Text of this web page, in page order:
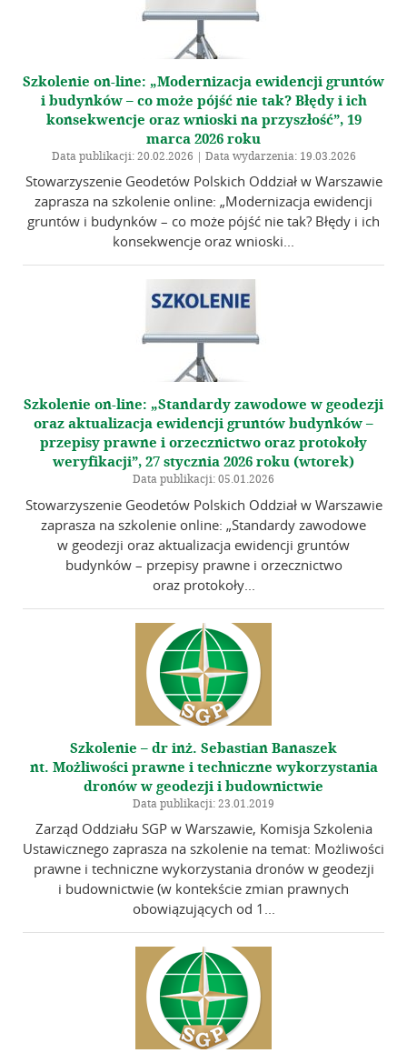
Szkolenie on-line: „Modernizacja ewidencji gruntów
i budynków – co może pójść nie tak? Błędy i ich
konsekwencje oraz wnioski na przyszłość”, 19
marca 2026 roku
Data publikacji: 20.02.2026 | Data wydarzenia: 19.03.2026
Stowarzyszenie Geodetów Polskich Oddział w Warszawie
zaprasza na szkolenie online: „Modernizacja ewidencji
gruntów i budynków – co może pójść nie tak? Błędy i ich
konsekwencje oraz wnioski...
Szkolenie on-line: „Standardy zawodowe w geodezji
oraz aktualizacja ewidencji gruntów budynków –
przepisy prawne i orzecznictwo oraz protokoły
weryfikacji”, 27 stycznia 2026 roku (wtorek)
Data publikacji: 05.01.2026
Stowarzyszenie Geodetów Polskich Oddział w Warszawie
zaprasza na szkolenie online: „Standardy zawodowe
w geodezji oraz aktualizacja ewidencji gruntów
budynków – przepisy prawne i orzecznictwo
oraz protokoły...
Szkolenie – dr inż. Sebastian Banaszek
nt. Możliwości prawne i techniczne wykorzystania
dronów w geodezji i budownictwie
Data publikacji: 23.01.2019
Zarząd Oddziału SGP w Warszawie, Komisja Szkolenia
Ustawicznego zaprasza na szkolenie na temat: Możliwości
prawne i techniczne wykorzystania dronów w geodezji
i budownictwie (w kontekście zmian prawnych
obowiązujących od 1...